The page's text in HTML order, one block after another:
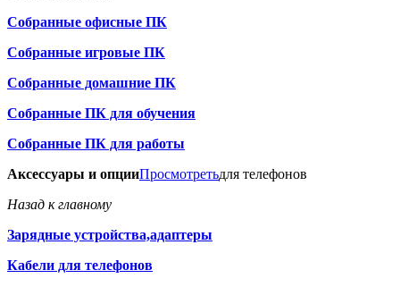
Собранные офисные ПК
Собранные игровые ПК
Собранные домашние ПК
Собранные ПК для обучения
Собранные ПК для работы
Аксессуары и опцииПросмотретьдля телефонов
Назад к главному
Зарядные устройства,адаптеры
Кабели для телефонов